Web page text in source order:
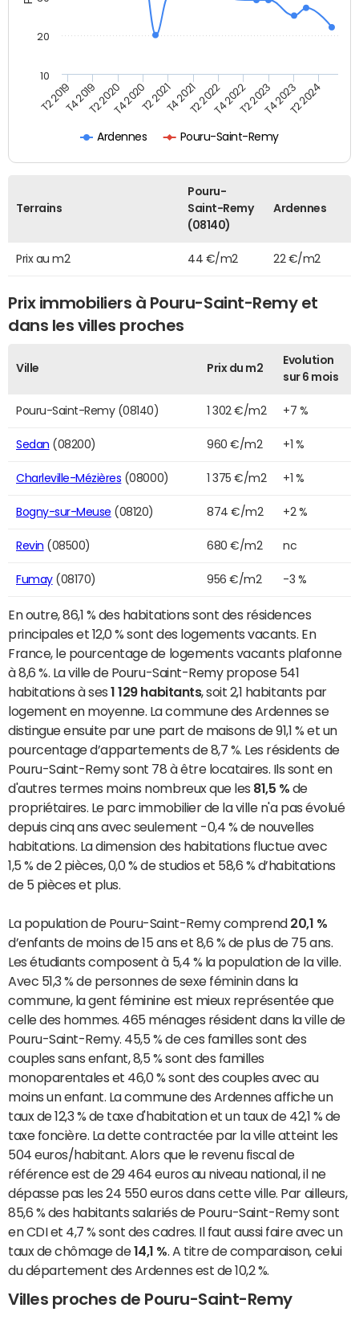
Ardennes Pouru-Saint-Remy
T2 2019T4 2019T2 2020T4 2020T2 2021T4 2021T2 2022T4 2022T2 2023T4 2023T2 2024
10
20
Terrains
Pouru-
Saint-Remy
(08140)
Ardennes
Prix au m2 44 €/m2 22 €/m2
Prix immobiliers à Pouru-Saint-Remy et
dans les villes proches
Ville Prix du m2
Evolution
sur 6 mois
Pouru-Saint-Remy (08140) 1 302 €/m2 +7 %
Sedan (08200) 960 €/m2 +1 %
Charleville-Mézières (08000) 1 375 €/m2 +1 %
Bogny-sur-Meuse (08120) 874 €/m2 +2 %
Revin (08500) 680 €/m2 nc
Fumay(08170) 956 €/m2 -3 %
En outre, 86,1 % des habitations sont des résidences
principales et 12,0 % sont des logements vacants. En
France, le pourcentage de logements vacants plafonne
à 8,6 %. La ville de Pouru-Saint-Remy propose 541
habitations à ses1 129 habitants, soit 2,1 habitants par
logement en moyenne. La commune des Ardennes se
distingue ensuite par une part de maisons de 91,1 % et un
pourcentage d’appartements de 8,7 %. Les résidents de
Pouru-Saint-Remy sont 78 à être locataires. Ils sont en
d'autres termes moins nombreux que les 81,5 % de
propriétaires. Le parc immobilier de la ville n'a pas évolué
depuis cinq ans avec seulement -0,4 % de nouvelles
habitations. La dimension des habitations fluctue avec
1,5 % de 2 pièces, 0,0 % de studios et 58,6 % d’habitations
de 5 pièces et plus.
La population de Pouru-Saint-Remy comprend 20,1 %
d’enfants de moins de 15 ans et 8,6 % de plus de 75 ans.
Les étudiants composent à 5,4 % la population de la ville.
Avec 51,3 % de personnes de sexe féminin dans la
commune, la gent féminine est mieux représentée que
celle des hommes. 465 ménages résident dans la ville de
Pouru-Saint-Remy. 45,5 % de ces familles sont des
couples sans enfant, 8,5 % sont des familles
monoparentales et 46,0 % sont des couples avec au
moins un enfant. La commune des Ardennes affiche un
taux de 12,3 % de taxe d'habitation et un taux de 42,1 % de
taxe foncière. La dette contractée par la ville atteint les
504 euros/habitant. Alors que le revenu fiscal de
référence est de 29 464 euros au niveau national, il ne
dépasse pas les 24 550 euros dans cette ville. Par ailleurs,
85,6 % des habitants salariés de Pouru-Saint-Remy sont
en CDI et 4,7 % sont des cadres. Il faut aussi faire avec un
taux de chômage de14,1 % . A titre de comparaison, celui
du département des Ardennes est de 10,2 %.
Villes proches de Pouru-Saint-Remy